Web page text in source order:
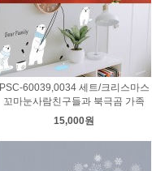
PSC-60039,0034 세트/크리스마스
꼬마눈사람친구들과 북극곰 가족
15,000원